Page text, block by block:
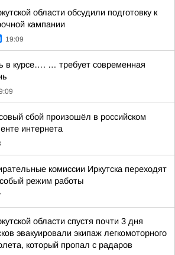
области обсудили подготовку к
кампании
19:09
в курсе…. … требует современная
сбой произошёл в российском
интернета
комиссии Иркутска переходят
режим работы
области спустя почти 3 дня
эвакуировали экипаж легкомоторного
который пропал с радаров